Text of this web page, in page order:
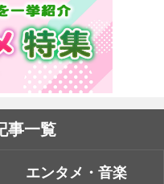
事一覧
エンタメ・音楽